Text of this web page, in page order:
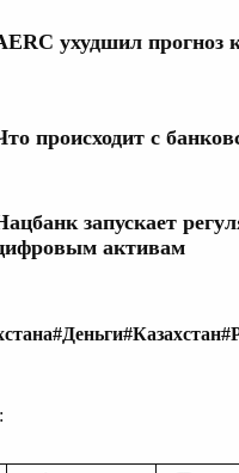
ухудшил прогноз
происходит с
запускает
активам
#Деньги#Казахстан